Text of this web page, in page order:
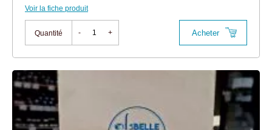
Voir la fiche produit
Quantité - + Acheter